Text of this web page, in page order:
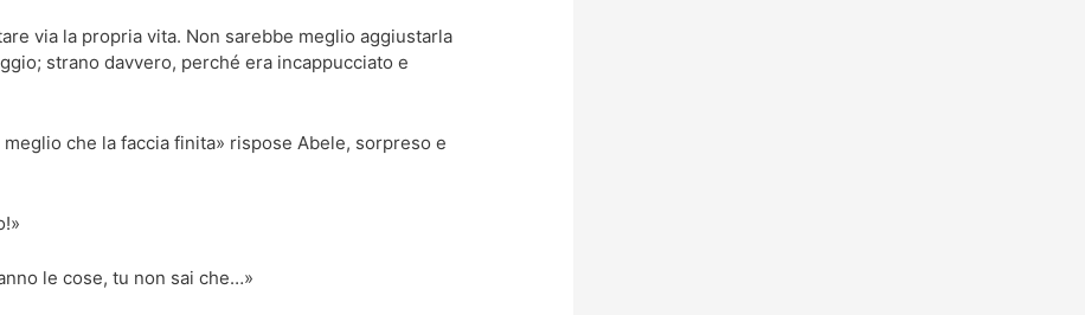
via la propria vita. Non sarebbe meglio aggiustarla
strano davvero, perché era incappucciato e
che la faccia finita» rispose Abele, sorpreso e
le cose, tu non sai che…»